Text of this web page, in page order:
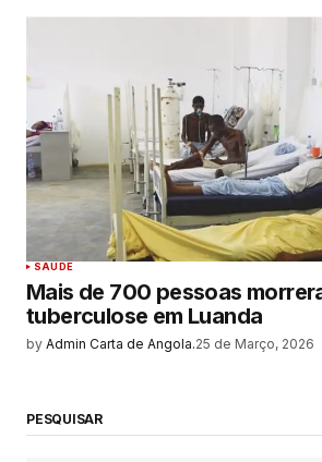
SAUDE
Mais de 700 pessoas
tuberculose em Luanda
by Admin Carta de Angola.25 de Março, 2026
PESQUISAR